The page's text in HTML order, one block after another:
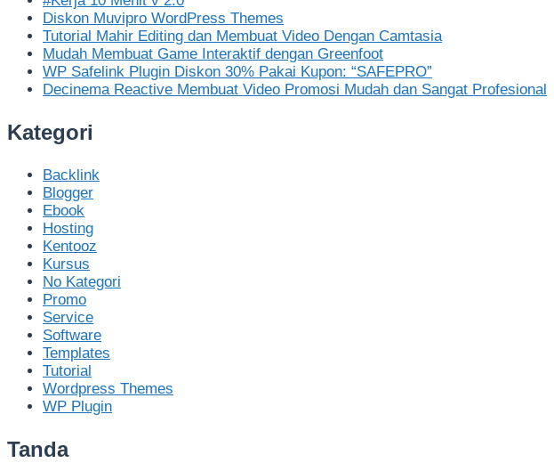
Diskon Muvipro WordPress Themes
Tutorial Mahir Editing dan Membuat Video Dengan Camtasia
Mudah Membuat Game Interaktif dengan Greenfoot
WP Safelink Plugin Diskon 30% Pakai Kupon: “SAFEPRO”
Decinema Reactive Membuat Video Promosi Mudah dan Sangat Profesional
Kategori
Backlink
Blogger
Ebook
Hosting
Kentooz
Kursus
No Kategori
Promo
Service
Software
Templates
Tutorial
Wordpress Themes
WP Plugin
Tanda